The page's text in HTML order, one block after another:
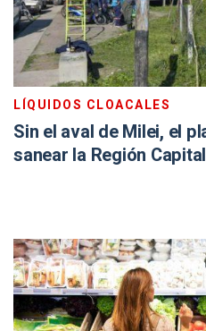
LÍQUIDOS CLOACALES
Sin el aval de Milei, el
sanear la Región